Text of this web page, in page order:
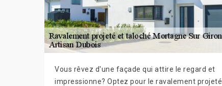
Vous rêvez d'une façade qui attire le regard et
impressionne? Optez pour le ravalement projeté